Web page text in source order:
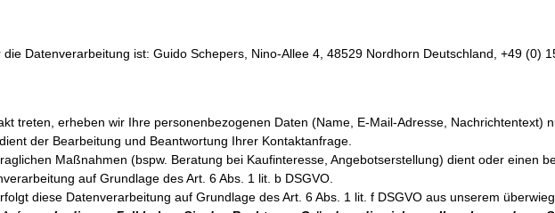
Datenverarbeitung ist: Guido Schepers, Nino-Allee 4, 48529 Nordhorn Deutschland, +49 (0)
treten, erheben wir Ihre personenbezogenen Daten (Name, E-Mail-Adresse, Nachrichtentext)
der Bearbeitung und Beantwortung Ihrer Kontaktanfrage.
Maßnahmen (bspw. Beratung bei Kaufinteresse, Angebotserstellung) dient oder einen
auf Grundlage des Art. 6 Abs. 1 lit. b DSGVO.
diese Datenverarbeitung auf Grundlage des Art. 6 Abs. 1 lit. f DSGVO aus unserem